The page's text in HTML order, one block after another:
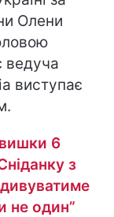
Олени
ведуча
виступає
6
з
не один”